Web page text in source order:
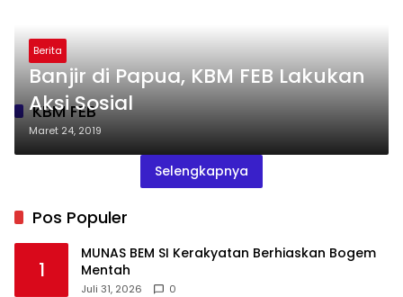
KBM FEB
Berita
Banjir di Papua, KBM FEB Lakukan
Aksi Sosial
Maret 24, 2019
Selengkapnya
Pos Populer
1
MUNAS BEM SI Kerakyatan Berhiaskan Bogem
Mentah
Juli 31, 2026 0